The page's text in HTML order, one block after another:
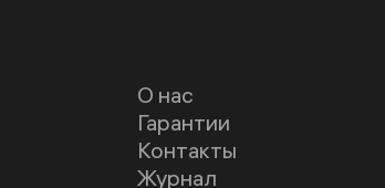
О нас
Гарантии
Контакты
Журнал